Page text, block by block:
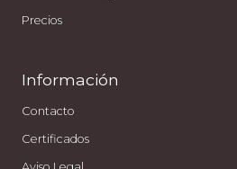
Precios
Información
Contacto
Certificados